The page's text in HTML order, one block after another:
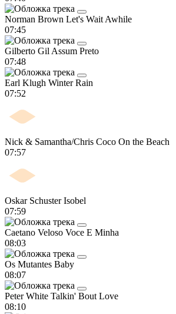
Norman Brown Let's Wait Awhile
07:45
Gilberto Gil Assum Preto
07:48
Earl Klugh Winter Rain
07:52
Nick & Samantha/Chris Coco On the Beach
07:57
Oskar SchusterIsobel
07:59
Caetano Veloso Voce E Minha
08:03
Os Mutantes Baby
08:07
Peter White Talkin' Bout Love
08:10